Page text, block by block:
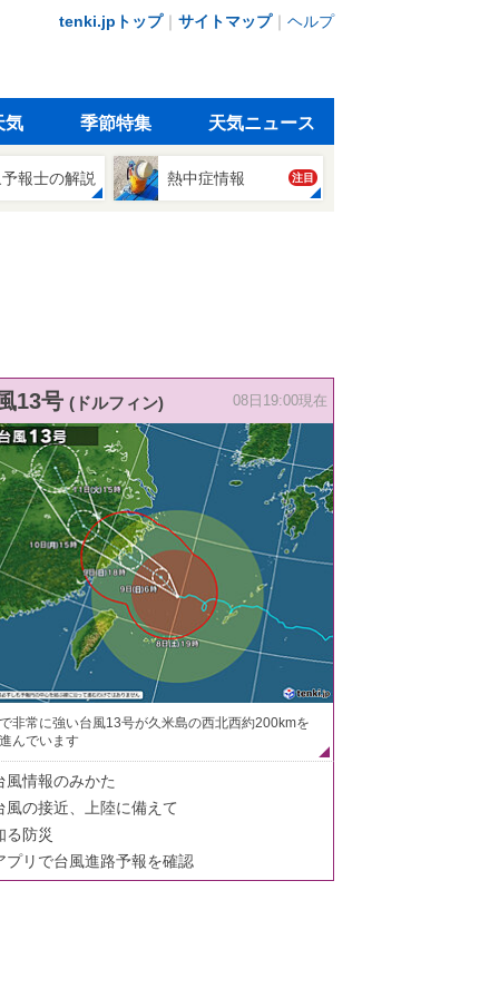
tenki.jpトップ｜ サイトマップ｜ ヘルプ
気 季節特集 天気ニュース
報士の解説 熱中症情報 注目
13号 (ドルフィン) 08日19:00現在
非常に強い台風13号が久米島の西北西約200kmを
んでいます
風情報のみかた
風の接近、上陸に備えて
る防災
プリで台風進路予報を確認